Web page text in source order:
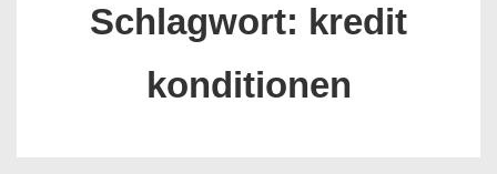
Schlagwort: kredit
konditionen